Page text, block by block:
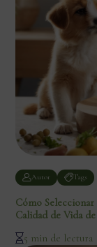
Autor Tags
Cómo
Calidad de Vida
5 min de lectura